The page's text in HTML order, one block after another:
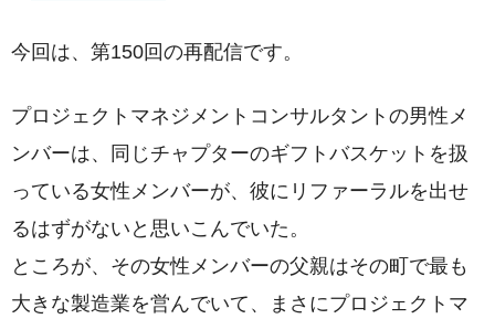
今回は、第150回の再配信です。
プロジェクトマネジメントコンサルタントの男性メ
ンバーは、同じチャプターのギフトバスケットを扱
っている女性メンバーが、彼にリファーラルを出せ
るはずがないと思いこんでいた。
ところが、その女性メンバーの父親はその町で最も
大きな製造業を営んでいて、まさにプロジェクトマ